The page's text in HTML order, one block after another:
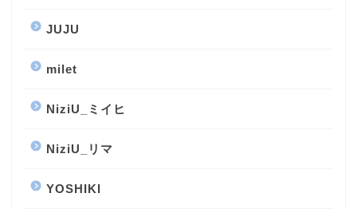
JUJU
milet
NiziU_ミイヒ
NiziU_リマ
YOSHIKI